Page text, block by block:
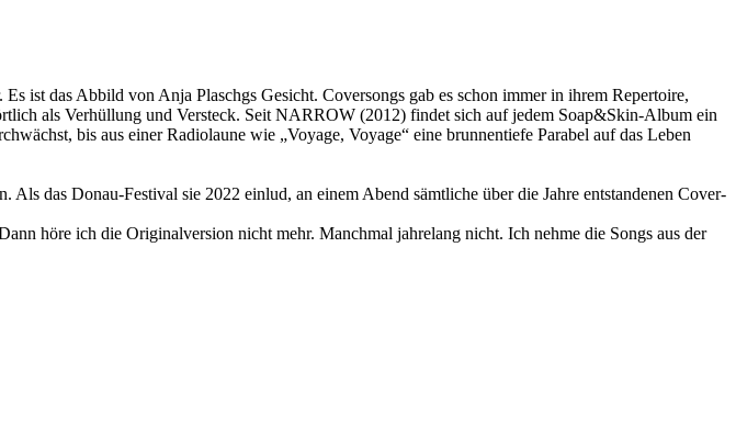
ist das Abbild von Anja Plaschgs Gesicht. Coversongs gab es schon immer in ihrem Repertoire,
als Verhüllung und Versteck. Seit NARROW (2012) findet sich auf jedem Soap&Skin-Album ein
bis aus einer Radiolaune wie „Voyage, Voyage“ eine brunnentiefe Parabel auf das Leben
das Donau-Festival sie 2022 einlud, an einem Abend sämtliche über die Jahre entstandenen Cover-
höre ich die Originalversion nicht mehr. Manchmal jahrelang nicht. Ich nehme die Songs aus der